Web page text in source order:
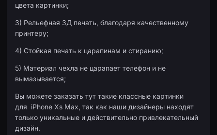
цвета картинки;
3) Рельефная 3Д печать, благодаря качественному
принтеру;
4) Стойкая печать к царапинам и стиранию;
5) Материал чехла не царапает телефон и не
вымазывается;
Вы можете заказать тут такие классные картинки
для iPhone Xs Max, так как наши дизайнеры находят
только уникальные и действительно привлекательный
дизайн.